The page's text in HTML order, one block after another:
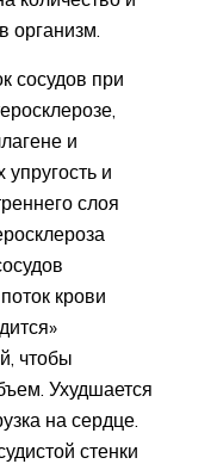
организм.
сосудов при
и
и
слоя
крови
чтобы
Ухудшается
на сердце.
стенки